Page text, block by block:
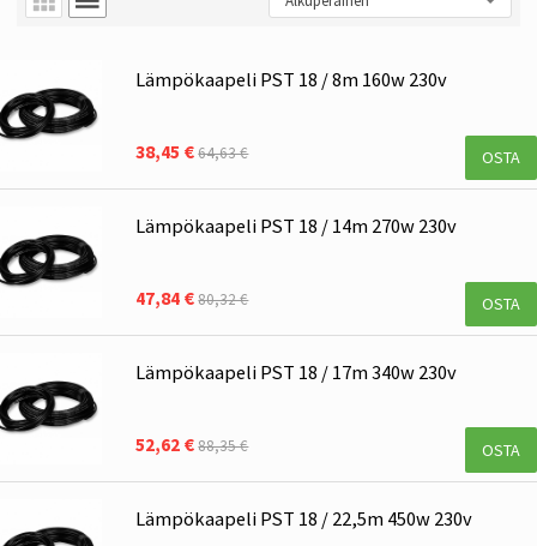
Lämpökaapeli PST 18 / 8m 160w 230v
38,45 €64,63 € OSTA
Lämpökaapeli PST 18 / 14m 270w 230v
47,84 €80,32 € OSTA
Lämpökaapeli PST 18 / 17m 340w 230v
52,62 €88,35 € OSTA
Lämpökaapeli PST 18 / 22,5m 450w 230v